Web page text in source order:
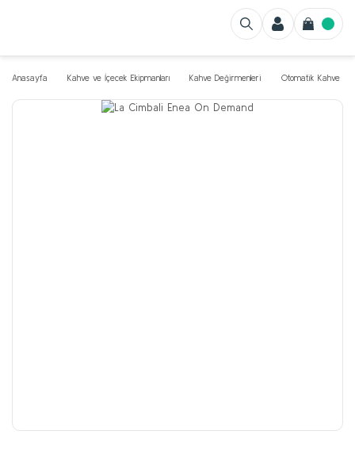
Anasayfa Kahve ve İçecek Ekipmanları Kahve Değirmenleri Otomatik Kahve